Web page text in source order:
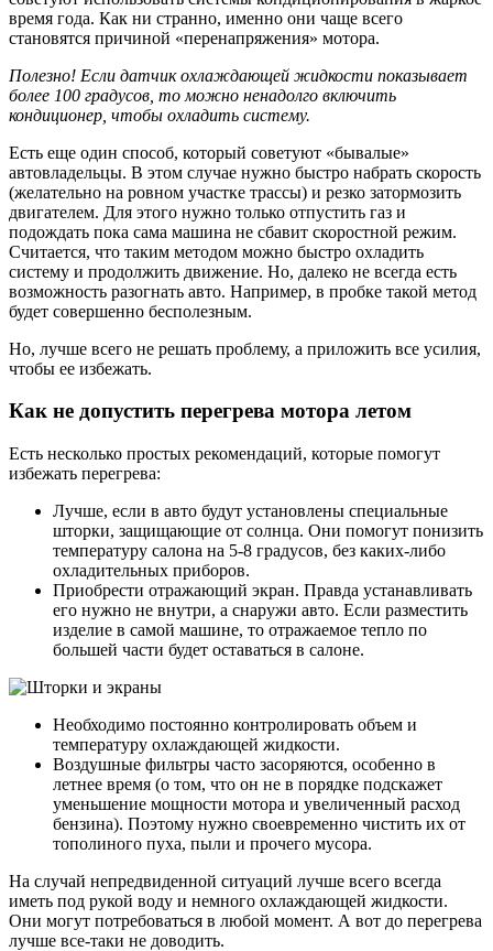
время года. Как ни странно, именно они чаще всего
становятся причиной «перенапряжения» мотора.
Полезно! Если датчик охлаждающей жидкости показывает
более 100 градусов, то можно ненадолго включить
кондиционер, чтобы охладить систему.
Есть еще один способ, который советуют «бывалые»
автовладельцы. В этом случае нужно быстро набрать скорость
(желательно на ровном участке трассы) и резко затормозить
двигателем. Для этого нужно только отпустить газ и
подождать пока сама машина не сбавит скоростной режим.
Считается, что таким методом можно быстро охладить
систему и продолжить движение. Но, далеко не всегда есть
возможность разогнать авто. Например, в пробке такой метод
будет совершенно бесполезным.
Но, лучше всего не решать проблему, а приложить все усилия,
чтобы ее избежать.
Как не допустить перегрева мотора летом
Есть несколько простых рекомендаций, которые помогут
избежать перегрева:
Лучше, если в авто будут установлены специальные
шторки, защищающие от солнца. Они помогут понизить
температуру салона на 5-8 градусов, без каких-либо
охладительных приборов.
Приобрести отражающий экран. Правда устанавливать
его нужно не внутри, а снаружи авто. Если разместить
изделие в самой машине, то отражаемое тепло по
большей части будет оставаться в салоне.
Необходимо постоянно контролировать объем и
температуру охлаждающей жидкости.
Воздушные фильтры часто засоряются, особенно в
летнее время (о том, что он не в порядке подскажет
уменьшение мощности мотора и увеличенный расход
бензина). Поэтому нужно своевременно чистить их от
тополиного пуха, пыли и прочего мусора.
На случай непредвиденной ситуаций лучше всего всегда
иметь под рукой воду и немного охлаждающей жидкости.
Они могут потребоваться в любой момент. А вот до перегрева
лучше все-таки не доводить.